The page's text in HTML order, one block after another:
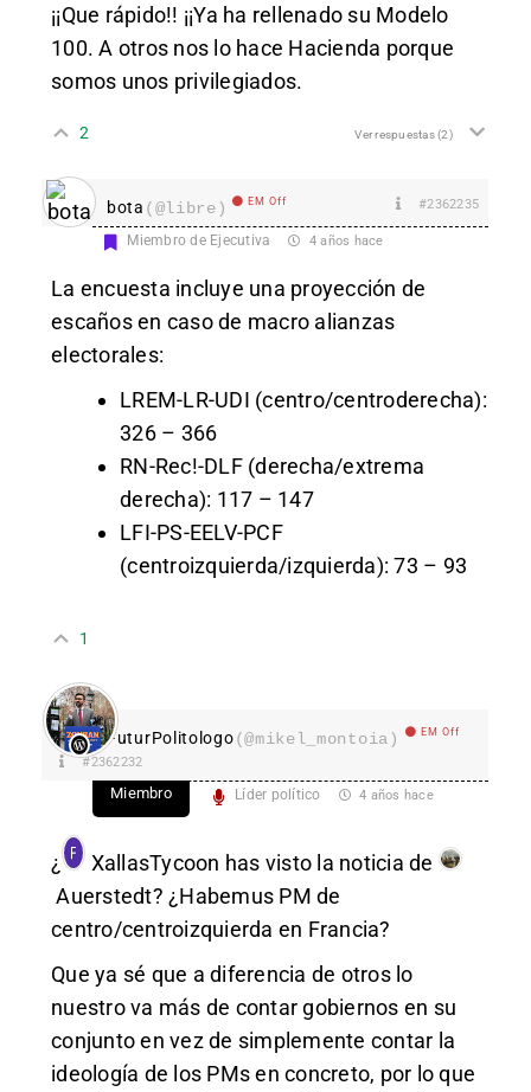
¡¡Que rápido!! ¡¡Ya ha rellenado su Modelo
100. A otros nos lo hace Hacienda porque
somos unos privilegiados.
2 Ver respuestas(2)
bota (@libre) EM Off #2362235
Miembro de Ejecutiva 4 años hace
La encuesta incluye una proyección de
escaños en caso de macro alianzas
electorales:
LREM-LR-UDI (centro/centroderecha):
326 – 366
RN-Rec!-DLF (derecha/extrema
derecha): 117 – 147
LFI-PS-EELV-PCF
(centroizquierda/izquierda): 73 – 93
1
FuturPolitologo(@mikel_montoia) EM Off
#2362232
Miembro Líder político 4 años hace
¿ XallasTycoon has visto la noticia de
Auerstedt? ¿Habemus PM de
centro/centroizquierda en Francia?
Que ya sé que a diferencia de otros lo
nuestro va más de contar gobiernos en su
conjunto en vez de simplemente contar la
ideología de los PMs en concreto, por lo que